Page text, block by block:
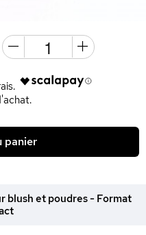
panier
blush et poudres - Format